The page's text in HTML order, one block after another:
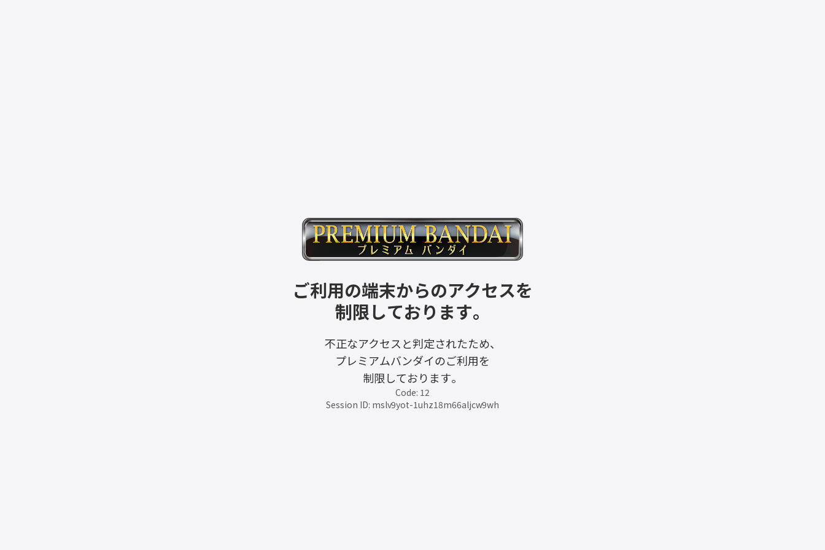
ご利用の端末からのアクセスを
制限しております。
不正なアクセスと判定されたため、
プレミアムバンダイのご利用を
制限しております。
Code: 12
Session ID: mslv9yot-1uhz18m66aljcw9wh